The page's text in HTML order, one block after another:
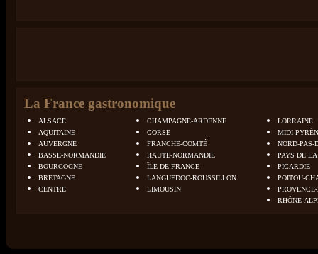
La France gastronomique
ALSACE
AQUITAINE
AUVERGNE
BASSE-NORMANDIE
BOURGOGNE
BRETAGNE
CENTRE
CHAMPAGNE-ARDENNE
CORSE
FRANCHE-COMTÉ
HAUTE-NORMANDIE
ÎLE-DE-FRANCE
LANGUEDOC-ROUSSILLON
LIMOUSIN
LORRAINE
MIDI-
NORD-PAS-
PAYS DE
PICARDIE
POITOU-
RHÔNE-